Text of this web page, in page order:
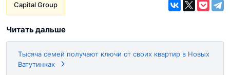
Capital Group
Читать дальше
Тысяча семей получают ключи от своих квартир в Новых
Ватутинках